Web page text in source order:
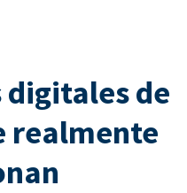
de
realmente